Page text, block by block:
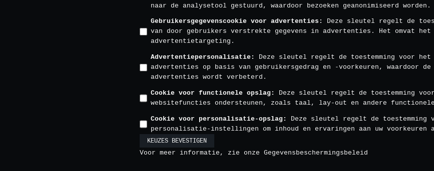
naar de analysetool gestuurd, waardoor bezoeken geanonimiseerd worden.
Gebruikersgegevenscookie voor advertenties :
Deze sleutel regelt de
van door gebruikers verstrekte gegevens in advertenties. Het omvat het
advertentietargeting.
Advertentiepersonalisatie :
Deze sleutel regelt de toestemming voor het
advertenties op basis van gebruikersgedrag en -voorkeuren, waardoor
advertenties wordt verbeterd.
Cookie voor functionele opslag :
Deze sleutel regelt de toestemming
websitefuncties ondersteunen, zoals taal, lay-out en andere
Cookie voor personalisatie-opslag :
Deze sleutel regelt de toestemming
personalisatie-instellingen om inhoud en ervaringen aan uw voorkeuren
KEUZES BEVESTIGEN
Voor meer informatie, zie onze Gegevensbeschermingsbeleid